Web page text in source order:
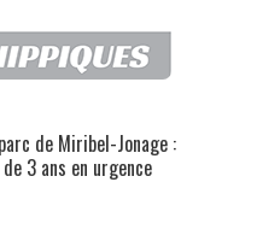
de Miribel-Jonage :
3 ans en urgence